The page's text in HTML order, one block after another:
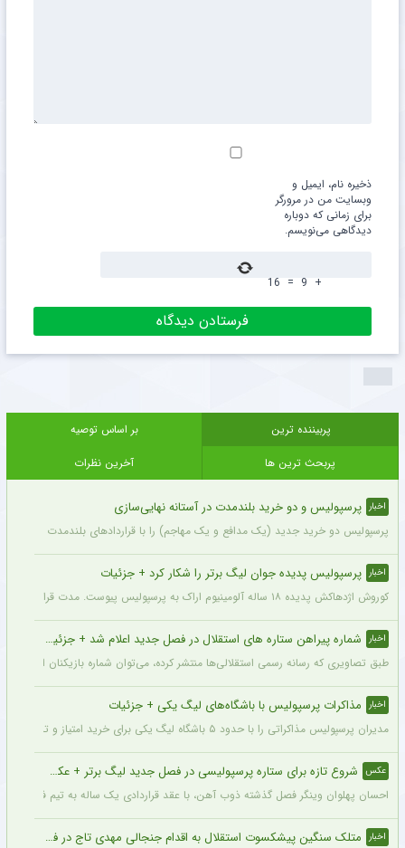
ذخیره نام، ایمیل و
وبسایت من در مرورگر
برای زمانی که دوباره
دیدگاهی می‌نویسم.
+
9
=
16
پربیننده ترین
بر اساس توصیه
پربحث ترین ها
آخرین نظرات
اخبار پرسپولیس و دو خرید بلندمدت در آستانه نهایی‌سازی
پرسپولیس دو خرید جدید (یک مدافع و یک مهاجم) را با قراردادهای بلندمدت نهایی کرده
اخبار پرسپولیس پدیده جوان لیگ برتر را شکار کرد + جزئیات
کوروش اژدهاکش پدیده ۱۸ ساله آلومینیوم اراک به پرسپولیس پیوست. مدت قرارداد اژدهاکش با پرسپولیس به مدت ۴ سال است.
اخبار شماره پیراهن ستاره های استقلال در فصل جدید اعلام شد + جزئیات
طبق تصاویری که رسانه رسمی استقلالی‌ها منتشر کرده، می‌توان شماره بازیکنان این
اخبار مذاکرات پرسپولیس با باشگاه‌های لیگ یکی + جزئیات
مدیران پرسپولیس مذاکراتی را با حدود ۵ باشگاه لیگ یکی برای خرید امتیاز و تشکیل تیم «ب» آغاز کرده‌اند.
عکس شروع تازه برای ستاره پرسپولیسی در فصل جدید لیگ برتر + عکس
احسان پهلوان وینگر فصل گذشته ذوب آهن، با عقد قراردادی یک ساله به تیم فجر
اخبار متلک سنگین پیشکسوت استقلال به اقدام جنجالی مهدی تاج در فدراسیون فوتبال